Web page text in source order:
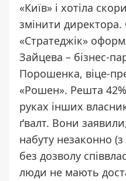
«Київ» і хотіла
змінити
«Стратеджік»
Зайцева – бізнес-
Порошенка, віце-
«Рошен». Решта
руках інших
ґвалт. Вони
набуту незаконно
без дозволу
люди не мають